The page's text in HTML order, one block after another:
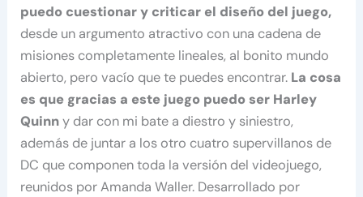
puedo cuestionar y criticar el diseño del juego,
desde un argumento atractivo con una cadena de
misiones completamente lineales, al bonito mundo
abierto, pero vacío que te puedes encontrar. La cosa
es que gracias a este juego puedo ser Harley
Quinny dar con mi bate a diestro y siniestro,
además de juntar a los otro cuatro supervillanos de
DC que componen toda la versión del videojuego,
reunidos por Amanda Waller. Desarrollado por